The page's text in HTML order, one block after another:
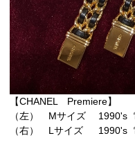
【CHANEL Premiere】
（左） Mサイズ 1990's
（右） Lサイズ 1990's